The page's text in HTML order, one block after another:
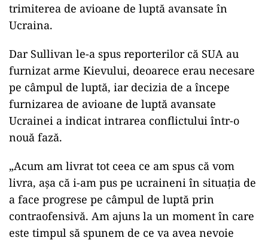
trimiterea de avioane de luptă avansate în
Ucraina.
Dar Sullivan le-a spus reporterilor că SUA au
furnizat arme Kievului, deoarece erau necesare
pe câmpul de luptă, iar decizia de a începe
furnizarea de avioane de luptă avansate
Ucrainei a indicat intrarea conflictului într-o
nouă fază.
„Acum am livrat tot ceea ce am spus că vom
livra, aşa că i-am pus pe ucraineni în situaţia de
a face progrese pe câmpul de luptă prin
contraofensivă. Am ajuns la un moment în care
este timpul să spunem de ce va avea nevoie